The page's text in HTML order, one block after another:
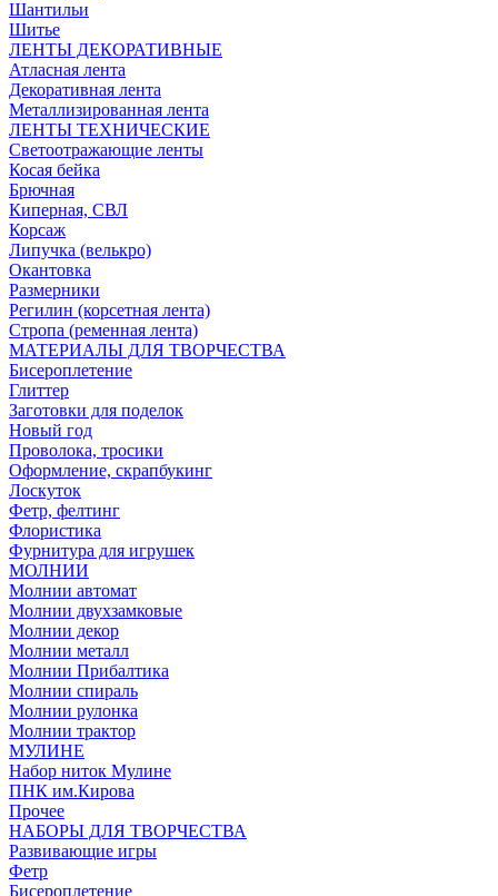
Шантильи
Шитье
ЛЕНТЫ ДЕКОРАТИВНЫЕ
Атласная лента
Декоративная лента
Металлизированная лента
ЛЕНТЫ ТЕХНИЧЕСКИЕ
Светоотражающие ленты
Косая бейка
Брючная
Киперная, СВЛ
Корсаж
Липучка (велькро)
Окантовка
Размерники
Регилин (корсетная лента)
Стропа (ременная лента)
МАТЕРИАЛЫ ДЛЯ ТВОРЧЕСТВА
Бисероплетение
Глиттер
Заготовки для поделок
Новый год
Проволока, тросики
Оформление, скрапбукинг
Лоскуток
Фетр, фелтинг
Флористика
Фурнитура для игрушек
МОЛНИИ
Молнии автомат
Молнии двухзамковые
Молнии декор
Молнии металл
Молнии Прибалтика
Молнии спираль
Молнии рулонка
Молнии трактор
МУЛИНЕ
Набор ниток Мулине
ПНК им.Кирова
Прочее
НАБОРЫ ДЛЯ ТВОРЧЕСТВА
Развивающие игры
Фетр
Бисероплетение